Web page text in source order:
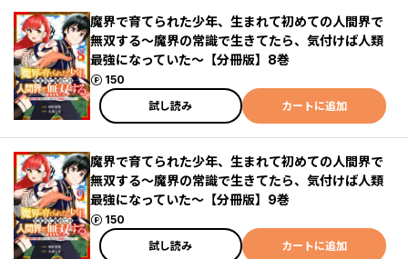
魔界で育てられた少年、生まれて初めての人間界で
無双する～魔界の常識で生きてたら、気付けば人類
最強になっていた～【分冊版】8巻
150
ポイント
試し読み
カートに追加
魔界で育てられた少年、生まれて初めての人間界で
無双する～魔界の常識で生きてたら、気付けば人類
最強になっていた～【分冊版】9巻
150
ポイント
試し読み
カートに追加